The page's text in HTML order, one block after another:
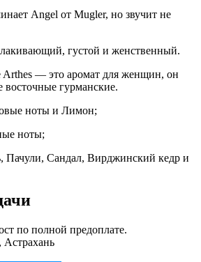
Angel от Mugler, но звучит не
густой и женственный.
Arthes — это аромат для женщин, он
гурманские.
ноты и Лимон;
ноты;
Пачули, Сандал, Вирджинский кедр и
по полной предоплате.
Астрахань